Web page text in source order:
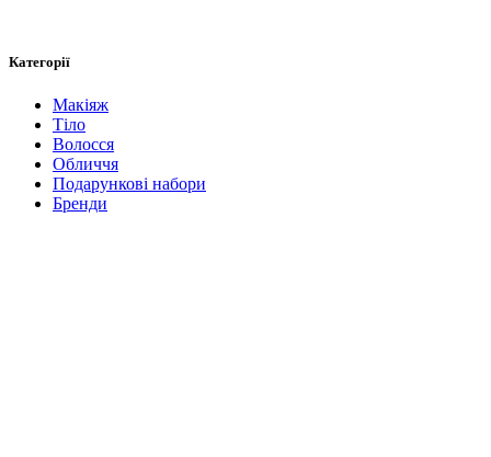
Категорії
Макіяж
Тіло
Волосся
Обличчя
Подарункові набори
Бренди